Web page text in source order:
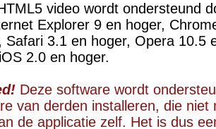
video wordt ondersteund
Explorer 9 en hoger,
Safari 3.1 en hoger, Opera 10.5
2.0 en hoger.
Deze software wordt
van derden installeren, die niet
de applicatie zelf. Het is dus